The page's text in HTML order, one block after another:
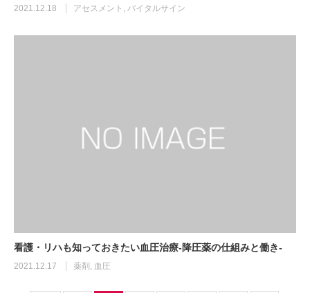
2021.12.18 アセスメント , バイタルサイン
看護・リハも知っておきたい血圧治療-降圧薬の仕組みと働き-
2021.12.17 薬剤 , 血圧